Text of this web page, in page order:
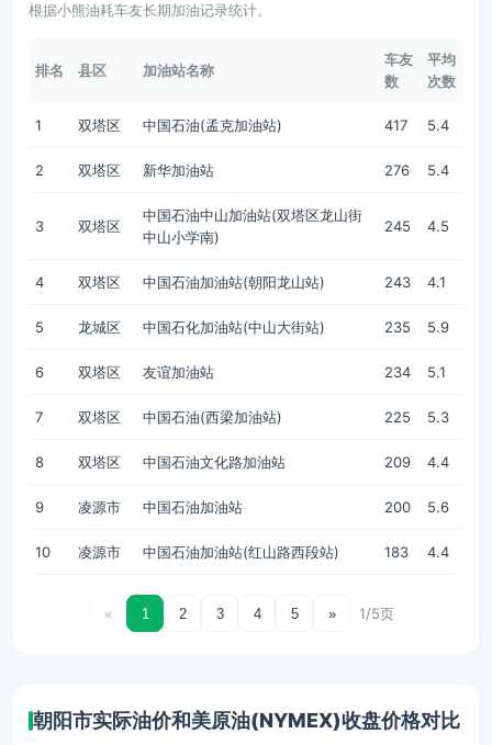
根据小熊油耗车友长期加油记录统计。
排名 县区 加油站名称
车友
数
平均
次数
1 双塔区 中国石油(孟克加油站) 417 5.4
2 双塔区 新华加油站 276 5.4
3 双塔区
中国石油中山加油站(双塔区龙山街
中山小学南)
245 4.5
4 双塔区 中国石油加油站(朝阳龙山站) 243 4.1
5 龙城区 中国石化加油站(中山大街站) 235 5.9
6 双塔区 友谊加油站 234 5.1
7 双塔区 中国石油(西梁加油站) 225 5.3
8 双塔区 中国石油文化路加油站 209 4.4
9 凌源市 中国石油加油站 200 5.6
10 凌源市 中国石油加油站(红山路西段站) 183 4.4
« 1 2 3 4 5 » 1/5页
朝阳市实际油价和美原油(NYMEX)收盘价格对比